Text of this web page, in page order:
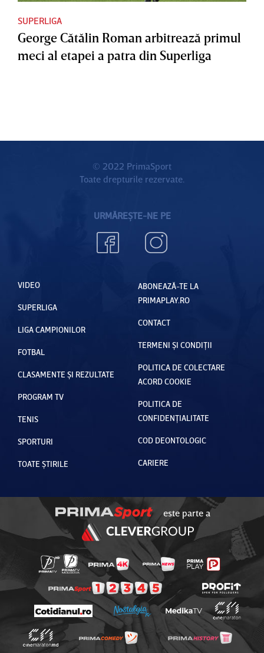
SUPERLIGA
George Cătălin Roman arbitrează primul
meci al etapei a patra din Superliga
© 2022 PrimaSport
Toate drepturile rezervate.
URMĂREȘTE-NE PE
VIDEO
SUPERLIGA
LIGA CAMPIONILOR
FOTBAL
CLASAMENTE ȘI REZULTATE
PROGRAM TV
TENIS
SPORTURI
TOATE ȘTIRILE
ABONEAZĂ-TE LA
PRIMAPLAY.RO
CONTACT
TERMENI ȘI CONDIȚII
POLITICA DE COLECTARE
ACORD COOKIE
POLITICA DE
CONFIDENȚIALITATE
COD DEONTOLOGIC
CARIERE
este parte a